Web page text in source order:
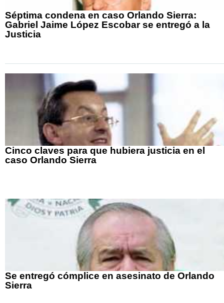
Séptima condena en caso Orlando Sierra:
Gabriel Jaime López Escobar se entregó a la
Justicia
Cinco claves para que hubiera justicia en el
caso Orlando Sierra
Se entregó cómplice en asesinato de Orlando
Sierra